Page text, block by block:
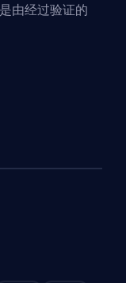
由经过验证的